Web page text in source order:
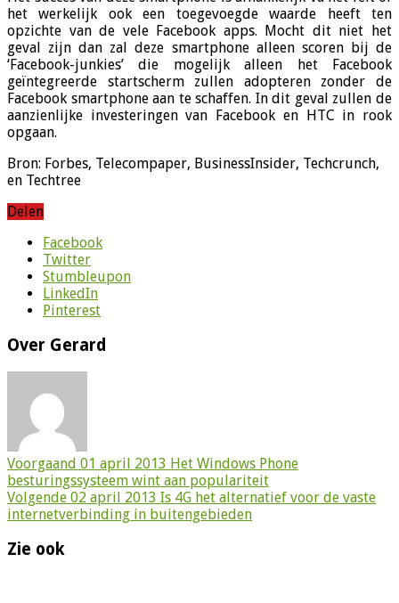
het werkelijk ook een toegevoegde waarde heeft ten
opzichte van de vele Facebook apps. Mocht dit niet het
geval zijn dan zal deze smartphone alleen scoren bij de
‘Facebook-junkies’ die mogelijk alleen het Facebook
geïntegreerde startscherm zullen adopteren zonder de
Facebook smartphone aan te schaffen. In dit geval zullen de
aanzienlijke investeringen van Facebook en HTC in rook
opgaan.
Bron: Forbes, Telecompaper, BusinessInsider, Techcrunch,
en Techtree
Delen
Facebook
Twitter
Stumbleupon
LinkedIn
Pinterest
Over Gerard
Voorgaand 01 april 2013 Het Windows Phone
besturingssysteem wint aan populariteit
Volgende 02 april 2013 Is 4G het alternatief voor de vaste
internetverbinding in buitengebieden
Zie ook